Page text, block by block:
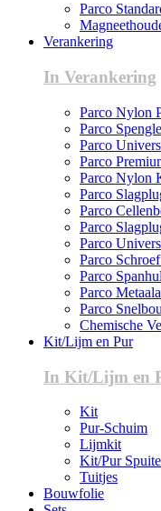
Parco
Verankering
In Verankering
Parco Nylon
Parco
Parco
Parco
Parco Nylon
Parco
Parco
Parco
Parco
Parco
Parco
Parco
Parco
Chemische
Kit/Lijm en Pur
In Kit/Lijm en
Kit
Pur-Schuim
Lijmkit
Kit/Pur
Tuitjes
Bouwfolie